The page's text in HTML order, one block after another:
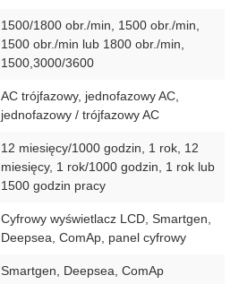
1500/1800 obr./min, 1500 obr./min,
1500 obr./min lub 1800 obr./min,
1500,3000/3600
AC trójfazowy, jednofazowy AC,
jednofazowy / trójfazowy AC
12 miesięcy/1000 godzin, 1 rok, 12
miesięcy, 1 rok/1000 godzin, 1 rok lub
1500 godzin pracy
Cyfrowy wyświetlacz LCD, Smartgen,
Deepsea, ComAp, panel cyfrowy
Smartgen, Deepsea, ComAp